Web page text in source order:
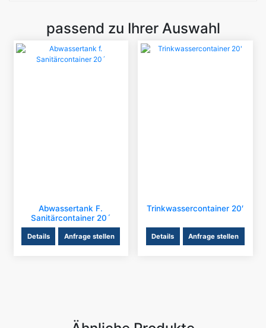
passend zu Ihrer Auswahl
Abwassertank F.
Sanitärcontainer 20´
Details Anfrage stellen
Trinkwassercontainer 20′
Details Anfrage stellen